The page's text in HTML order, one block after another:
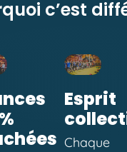
c’est
Esprit
Chaque